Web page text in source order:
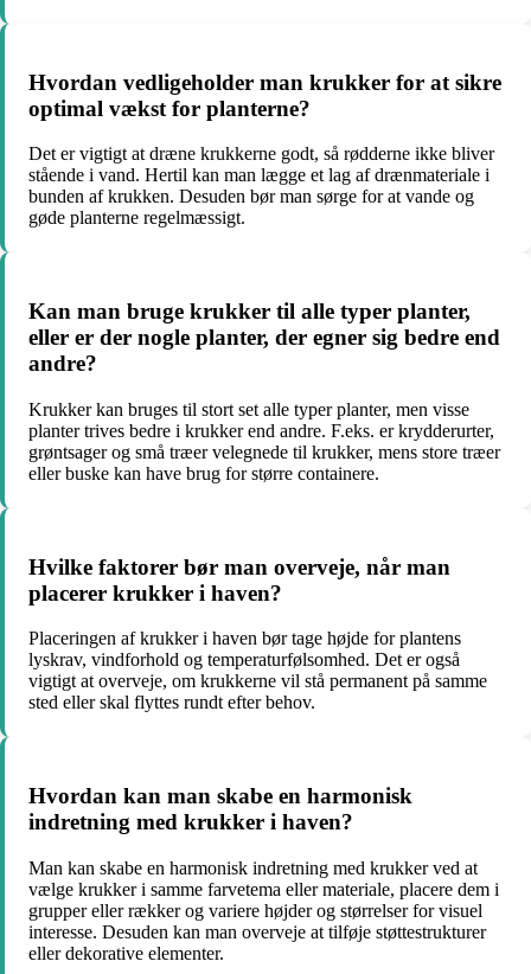
Hvordan vedligeholder man krukker for at sikre
optimal vækst for planterne?
Det er vigtigt at dræne krukkerne godt, så rødderne ikke bliver
stående i vand. Hertil kan man lægge et lag af drænmateriale i
bunden af krukken. Desuden bør man sørge for at vande og
gøde planterne regelmæssigt.
Kan man bruge krukker til alle typer planter,
eller er der nogle planter, der egner sig bedre end
andre?
Krukker kan bruges til stort set alle typer planter, men visse
planter trives bedre i krukker end andre. F.eks. er krydderurter,
grøntsager og små træer velegnede til krukker, mens store træer
eller buske kan have brug for større containere.
Hvilke faktorer bør man overveje, når man
placerer krukker i haven?
Placeringen af krukker i haven bør tage højde for plantens
lyskrav, vindforhold og temperaturfølsomhed. Det er også
vigtigt at overveje, om krukkerne vil stå permanent på samme
sted eller skal flyttes rundt efter behov.
Hvordan kan man skabe en harmonisk
indretning med krukker i haven?
Man kan skabe en harmonisk indretning med krukker ved at
vælge krukker i samme farvetema eller materiale, placere dem i
grupper eller rækker og variere højder og størrelser for visuel
interesse. Desuden kan man overveje at tilføje støttestrukturer
eller dekorative elementer.